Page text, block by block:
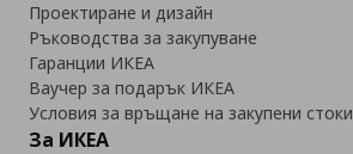
Проектиране и дизайн
Ръководства за закупуване
Гаранции ИКЕА
Ваучер за подарък ИКЕА
Условия за връщане на закупени стоки
За ИКЕА